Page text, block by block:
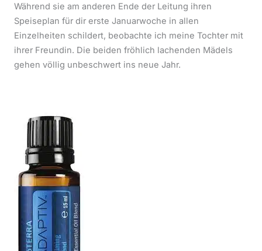
Während sie am anderen Ende der Leitung ihren
Speiseplan für dir erste Januarwoche in allen
Einzelheiten schildert, beobachte ich meine Tochter mit
ihrer Freundin. Die beiden fröhlich lachenden Mädels
gehen völlig unbeschwert ins neue Jahr.